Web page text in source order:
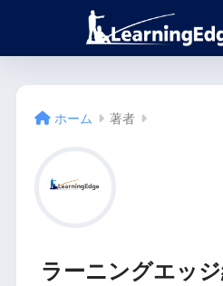
ホーム 著者
ラーニングエッ